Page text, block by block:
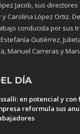
Jacob, sus
Carolina López Ortiz.
conducida por sus
Gutiérrez,
Manuel Carreras y
DÍA
en potencial y
reformula sus